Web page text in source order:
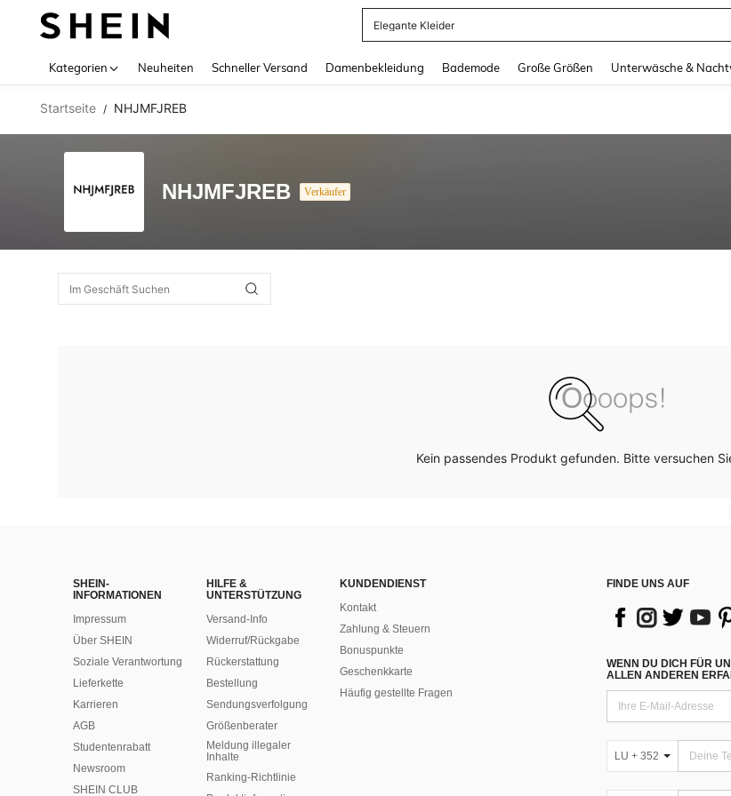
Elegante Kleider
Kategorien Neuheiten Schneller Versand Damenbekleidung Bademode Große Größen Unterwäsche &
Startseite / NHJMFJREB
NHJMFJREB Verkäufer
Kein passendes Produkt gefunden. Bitte versuchen
SHEIN-
INFORMATIONEN
Impressum
Über SHEIN
Soziale Verantwortung
Lieferkette
Karrieren
AGB
Studentenrabatt
Newsroom
SHEIN CLUB
HILFE &
UNTERSTÜTZUNG
Versand-Info
Widerruf/Rückgabe
Rückerstattung
Bestellung
Sendungsverfolgung
Größenberater
Meldung illegaler
Inhalte
Ranking-Richtlinie
KUNDENDIENST
Kontakt
Zahlung & Steuern
Bonuspunkte
Geschenkkarte
Häufig gestellte Fragen
FINDE UNS AUF
WENN DU DICH FÜR
ALLEN ANDEREN
LU + 352